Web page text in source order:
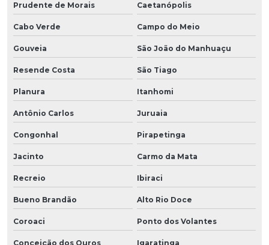
Prudente de Morais Caetanópolis
Cabo Verde Campo do Meio
Gouveia São João do Manhuaçu
Resende Costa São Tiago
Planura Itanhomi
Antônio Carlos Juruaia
Congonhal Pirapetinga
Jacinto Carmo da Mata
Recreio Ibiraci
Bueno Brandão Alto Rio Doce
Coroaci Ponto dos Volantes
Conceição dos Ouros Igaratinga